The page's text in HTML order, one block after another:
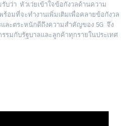
บว่า หัวเว่ยเข้าใจข้อกังวลด้านความ
ร้อมที่จะทำงานเพิ่มเติมเพื่อคลายข้อกังวล
ละตระหนักดีถึงความสำคัญของ 5G จึง
มกับรัฐบาลและลูกค้าทุกรายในประเทศ